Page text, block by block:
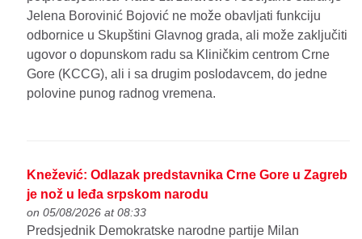
Jelena Borovinić Bojović ne može obavljati funkciju
odbornice u Skupštini Glavnog grada, ali može zaključiti
ugovor o dopunskom radu sa Kliničkim centrom Crne
Gore (KCCG), ali i sa drugim poslodavcem, do jedne
polovine punog radnog vremena.
Knežević: Odlazak predstavnika Crne Gore u Zagreb
je nož u leđa srpskom narodu
on 05/08/2026 at 08:33
Predsjednik Demokratske narodne partije Milan